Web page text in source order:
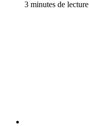
3 minutes de lecture